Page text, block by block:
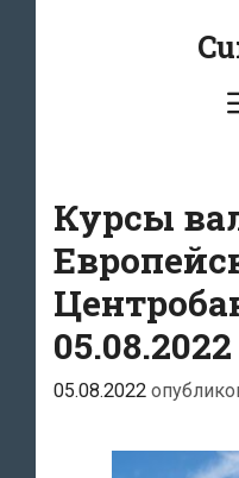
Курсы
05.08.2022
05.08.2022